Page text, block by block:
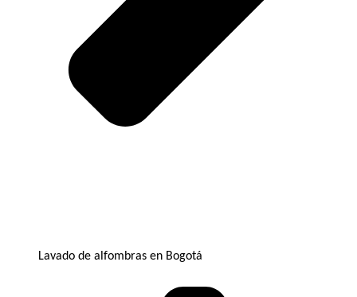
Lavado de alfombras en Bogotá